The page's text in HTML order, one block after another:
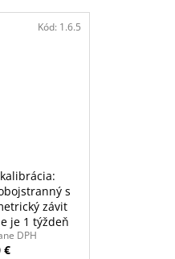
s
závit
je 1 týždeň
DPH
€
Kód: 1.6.5